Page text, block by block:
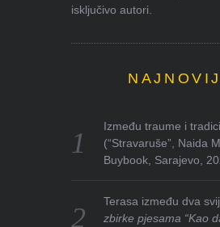
isključivo autori.
Između traume i
(“Stravaruše”, Naida
Buybook, Sarajevo,
Terasa između dva
zbirke pjesama “Kao